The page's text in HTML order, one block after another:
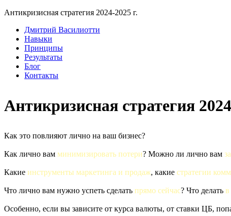
Антикризисная стратегия 2024-2025 г.
Дмитрий Василиотти
Навыки
Принципы
Результаты
Блог
Контакты
Антикризисная стратегия
Как это повлияют лично на ваш бизнес?
Как лично вам минимизировать потери? Можно ли лично вам
Какие инструменты маркетинга и продаж, какие стратегии
Что лично вам нужно успеть сделать прямо сейчас? Что делать в
Особенно, если вы зависите от курса валюты, от ставки ЦБ,